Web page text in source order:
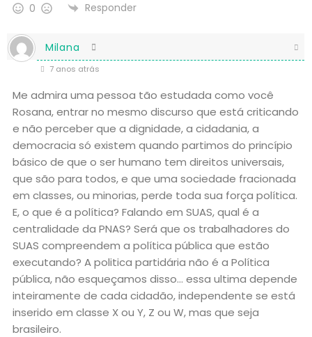
0 Responder
Milana
7 anos atrás
Me admira uma pessoa tão estudada como você
Rosana, entrar no mesmo discurso que está criticando
e não perceber que a dignidade, a cidadania, a
democracia só existem quando partimos do princípio
básico de que o ser humano tem direitos universais,
que são para todos, e que uma sociedade fracionada
em classes, ou minorias, perde toda sua força política.
E, o que é a política? Falando em SUAS, qual é a
centralidade da PNAS? Será que os trabalhadores do
SUAS compreendem a política pública que estão
executando? A politica partidária não é a Política
pública, não esqueçamos disso… essa ultima depende
inteiramente de cada cidadão, independente se está
inserido em classe X ou Y, Z ou W, mas que seja
brasileiro.